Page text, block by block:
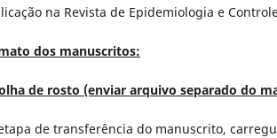
na Revista de Epidemiologia e
dos manuscritos:
de rosto (enviar arquivo separado do
de transferência do manuscrito,